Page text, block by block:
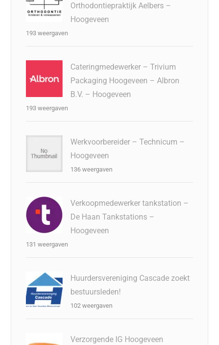
Orthodontiepraktijk Aelbers –
Hoogeveen
193 weergaven
Cateringmedewerker – Trivium
Packaging Hoogeveen – Albron
B.V. – Hoogeveen
193 weergaven
Werkvoorbereider – Technicum –
Hoogeveen
136 weergaven
Verkoopmedewerker tankstation –
De Haan Tankstations –
Hoogeveen
131 weergaven
Huurdersvereniging Cascade zoekt
bestuursleden!
102 weergaven
Verzorgende IG Hoogeveen